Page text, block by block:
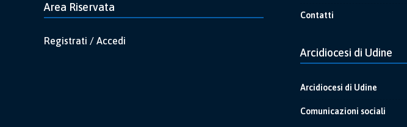
Area Riservata
Registrati / Accedi
Contatti
Arcidiocesi di Udine
Arcidiocesi di Udine
Comunicazioni sociali